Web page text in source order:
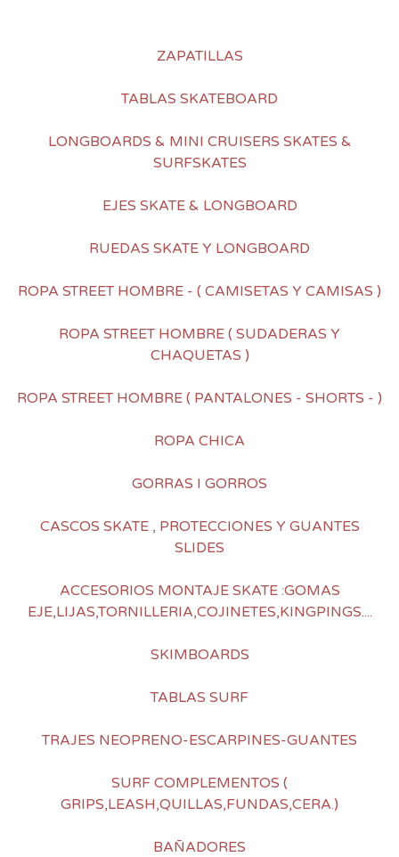
ZAPATILLAS
TABLAS SKATEBOARD
LONGBOARDS & MINI CRUISERS SKATES &
SURFSKATES
EJES SKATE & LONGBOARD
RUEDAS SKATE Y LONGBOARD
ROPA STREET HOMBRE - ( CAMISETAS Y CAMISAS )
ROPA STREET HOMBRE ( SUDADERAS Y
CHAQUETAS )
ROPA STREET HOMBRE ( PANTALONES - SHORTS - )
ROPA CHICA
GORRAS I GORROS
CASCOS SKATE , PROTECCIONES Y GUANTES
SLIDES
ACCESORIOS MONTAJE SKATE :GOMAS
EJE,LIJAS,TORNILLERIA,COJINETES,KINGPINGS....
SKIMBOARDS
TABLAS SURF
TRAJES NEOPRENO-ESCARPINES-GUANTES
SURF COMPLEMENTOS (
GRIPS,LEASH,QUILLAS,FUNDAS,CERA.)
BAÑADORES